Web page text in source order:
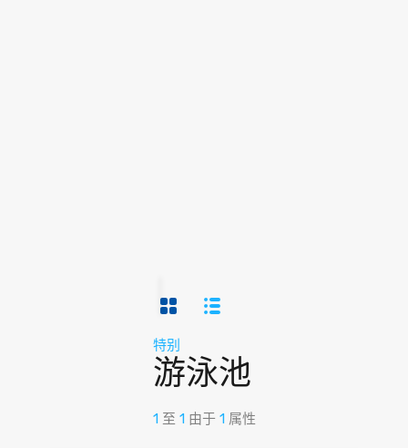
特别
游泳池
1 至 1 由于 1 属性